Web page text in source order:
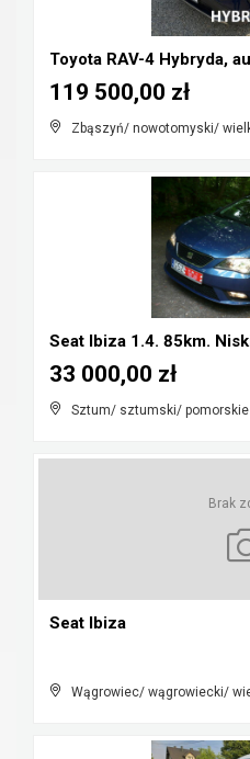
Toyota RAV-4 Hybryda,
Zbąszyń/ nowotomyski/
119 500,00 zł
Sztum/ sztumski/ pomorskie
33 000,00 zł
Brak
Seat Ibiza
Wągrowiec/ wągrowiecki/